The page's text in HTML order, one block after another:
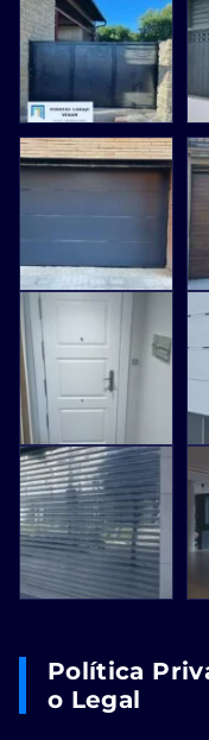
Política
O Legal